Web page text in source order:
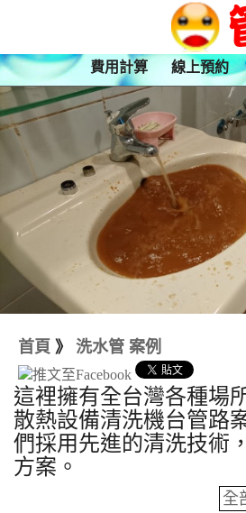
費用計算 線上預約
首頁 》 洗水管 案例
這裡擁有全台灣各種場
散熱設備清洗機台管路
們採用先進的清洗技術
方案。
全